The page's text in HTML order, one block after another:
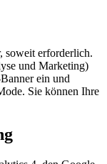
soweit erforderlich.
und Marketing)
ein und
Sie können Ihre